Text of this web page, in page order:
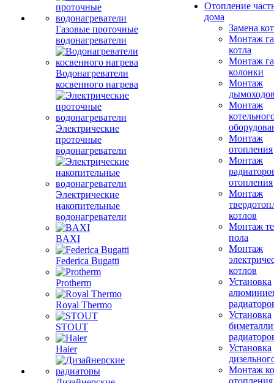
Газовые проточные
водонагреватели
Водонагреватели
косвенного нагрева
Электрические
проточные
водонагреватели
Электрические
накопительные
водонагреватели
BAXI
Federica Bugatti
Protherm
Royal Thermo
STOUT
Haier
Отопление
дома
Замена
Монтаж
котла
Монтаж
колонки
Монтаж
Монтаж
Монтаж
отопления
Монтаж
отопления
Монтаж
котлов
Монтаж
пола
Монтаж
котлов
Установка
Установка
Установка
Монтаж
отопления